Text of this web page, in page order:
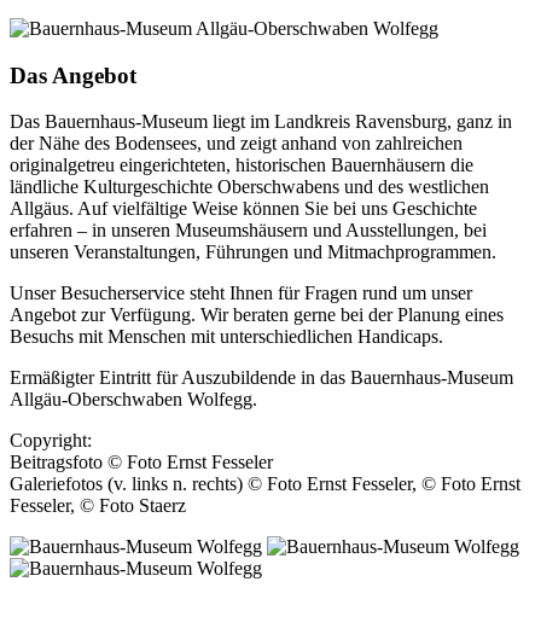
Das Angebot
Das Bauernhaus-Museum liegt im Landkreis Ravensburg, ganz in
der Nähe des Bodensees, und zeigt anhand von zahlreichen
originalgetreu eingerichteten, historischen Bauernhäusern die
ländliche Kulturgeschichte Oberschwabens und des westlichen
Allgäus. Auf vielfältige Weise können Sie bei uns Geschichte
erfahren – in unseren Museumshäusern und Ausstellungen, bei
unseren Veranstaltungen, Führungen und Mitmachprogrammen.
Unser Besucherservice steht Ihnen für Fragen rund um unser
Angebot zur Verfügung. Wir beraten gerne bei der Planung eines
Besuchs mit Menschen mit unterschiedlichen Handicaps.
Ermäßigter Eintritt für Auszubildende in das Bauernhaus-Museum
Allgäu-Oberschwaben Wolfegg.
Copyright:
Beitragsfoto © Foto Ernst Fesseler
Galeriefotos (v. links n. rechts) © Foto Ernst Fesseler, © Foto Ernst
Fesseler, © Foto Staerz